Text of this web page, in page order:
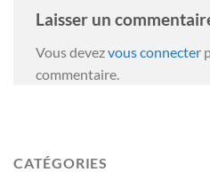
Laisser un
Vous devezvous connecter
commentaire.
CATÉGORIES